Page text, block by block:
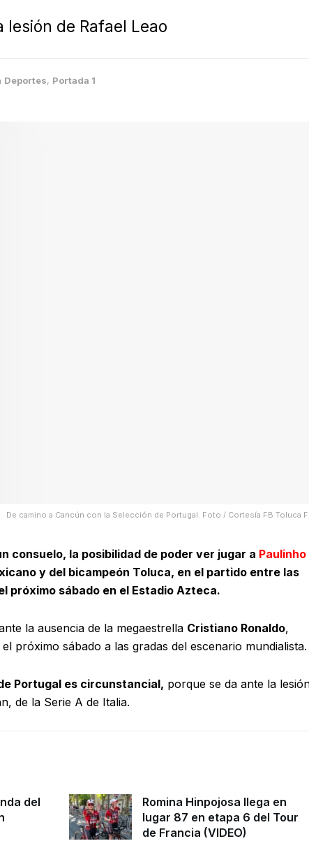
lesión de Rafael Leao
Deportes, Portada 1
De camino a Cancún con la Selección de Portugal. Foto / Cortesía FB Toluca
consuelo, la posibilidad de poder ver jugar a Paulinho
y del bicampeón Toluca, en el partido entre las
próximo sábado en el Estadio Azteca.
la ausencia de la megaestrella Cristiano Ronaldo,
próximo sábado a las gradas del escenario mundialista.
Portugal es circunstancial, porque se da ante la
de la Serie A de Italia.
del
Romina Hinpojosa llega en
lugar 87 en etapa 6 del Tour
de Francia (VIDEO)